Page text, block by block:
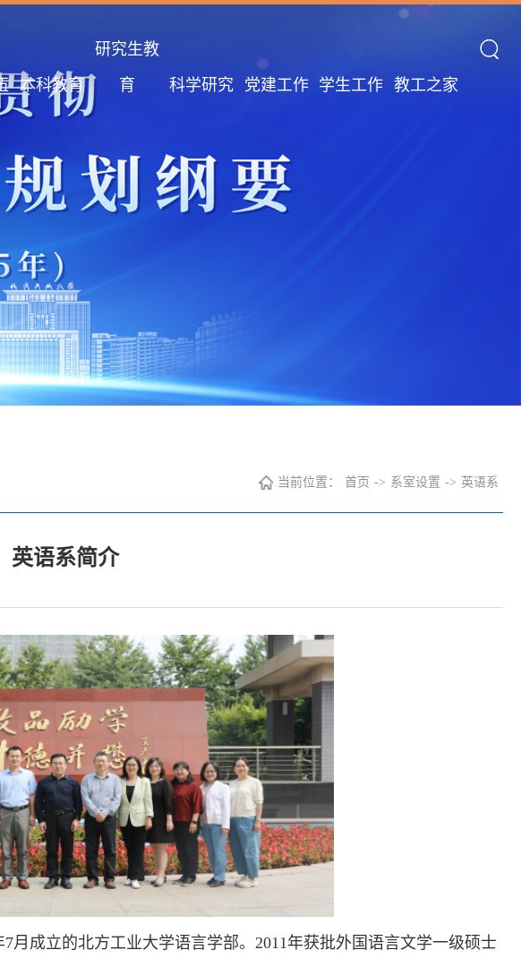
本科教育
研究生教
育
科学研究 党建工作 学生工作 教工之家
当前位置： 首页 -> 系室设置 -> 英语系
英语系简介
月成立的北方工业大学语言学部。2011年获批外国语言文学一级硕士